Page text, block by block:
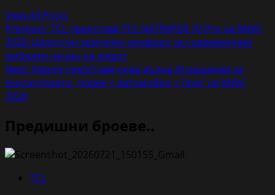
View All Posts
Post
navigation
Previous: TCL представя TCL NXTPAPER 70 Pro на MWC
2026: Цялостен зрителен комфорт за съвременния
мобилен начин на живот
Next: Xiaomi представя нова вълна AI решения за
екосистемата „Човек × Автомобил × Дом“ на MWC
2026
Предишни броеве..
TCL